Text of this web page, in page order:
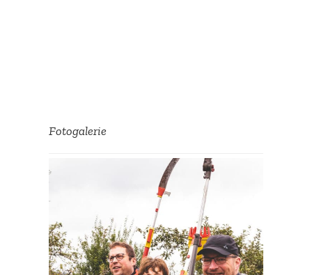
Fotoga­lerie